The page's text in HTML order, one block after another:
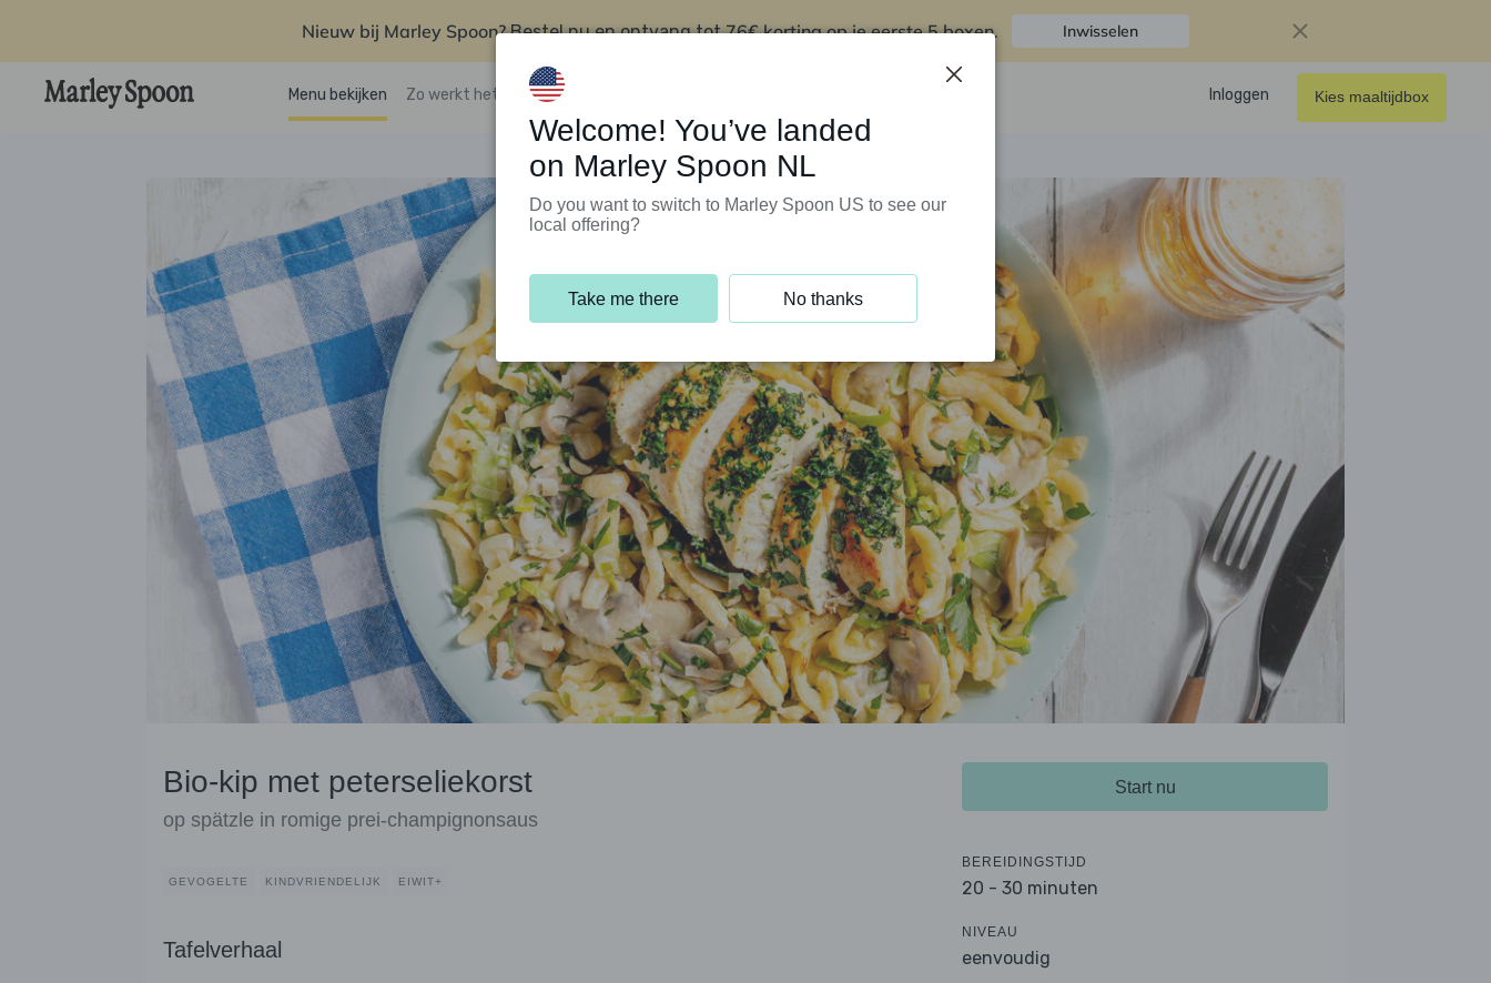
Nieuw bij Marley Spoon?Bestel nu en ontvang tot76€ korting op je eerste 5 boxen. Inwisselen
Menu bekijken Zo werkt het Klantenservice Inloggen Kies maaltijdbox
Bio-kip met peterseliekorst
op spätzle in romige prei-champignonsaus
GEVOGELTE KINDVRIENDELIJK EIWIT+
Tafelverhaal
Start nu
BEREIDINGSTIJD
20 - 30 minuten
NIVEAU
eenvoudig
Welcome! You’ve landed
on Marley Spoon NL
Do you want to switch to Marley Spoon US to see our
local offering?
Take me there No thanks